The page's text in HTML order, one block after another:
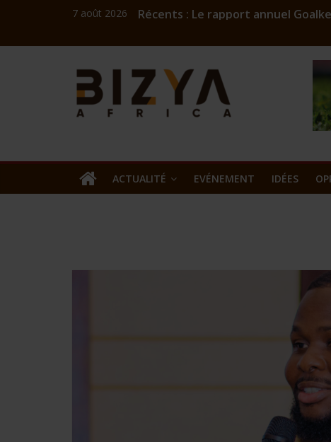
7 août 2026 Récents : Le rapport annuel
Challenge numérique
Burkina: Burkinariat
Commercialisation de
Bizness
Kibaya
news
ACTUALITÉ EVÉNEMENT IDÉES